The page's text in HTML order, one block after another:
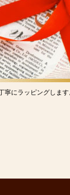
寧にラッピングしま